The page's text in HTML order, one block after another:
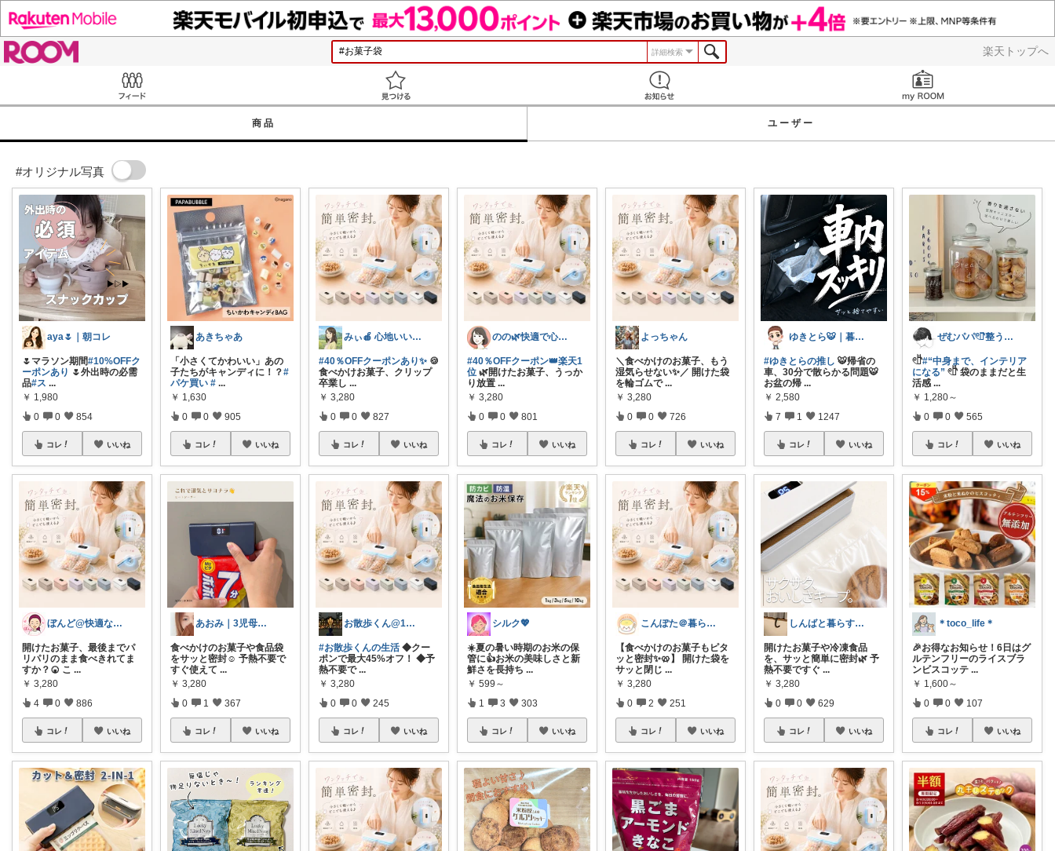
楽天トップへ
詳細検索
商品 ユーザー
#オリジナル写真
aya🌷｜朝コレ
🌷マラソン期間#10%OFFク
ーポンあり 🌷外出時の必需
品#ス ...
￥ 1,980
0 0 854
コレ いいね
ぼんど@快適な暮らし
開けたお菓子、最後までパ
リパリのまま食べきれてま
すか？🍘 こ ...
￥ 3,280
4 0 886
コレ いいね
あきちゃあ
「小さくてかわいい」あの
子たちがキャンディに！？#
パケ買い # ...
￥ 1,630
0 0 905
コレ いいね
あおみ｜3児母のゆる丁寧な暮らし🏠
食べかけのお菓子や食品袋
をサッと密封☺️ 予熱不要で
すぐ使えて ...
￥ 3,280
0 1 367
コレ いいね
みぃ🍎 心地いい暮らし
#40％OFFクーポンあり✨ 🍪
食べかけお菓子、クリップ
卒業し ...
￥ 3,280
0 0 827
コレ いいね
お散歩くん@1日1万歩歩く人
#お散歩くんの生活 ◆クー
ポンで最大45%オフ！ ◆予
熱不要で ...
￥ 3,280
0 0 245
コレ いいね
のの🌿快適で心地よい暮らし♡
#40％OFFクーポン👑楽天1
位 🌿開けたお菓子、うっか
り放置 ...
￥ 3,280
0 0 801
コレ いいね
シルク💖
☀️夏の暑い時期のお米の保
管に👍お米の美味しさと新
鮮さを長持ち ...
￥ 599～
1 3 303
コレ いいね
よっちゃん
＼食べかけのお菓子、もう
湿気らせない✨／ 開けた袋
を輪ゴムで ...
￥ 3,280
0 0 726
コレ いいね
こんぽた＠暮らしに役立つ
【食べかけのお菓子もピタ
ッと密封✨🥨】 開けた袋を
サッと閉じ ...
￥ 3,280
0 2 251
コレ いいね
ゆきとら🐯｜暮らしをラクにしたいパパ
#ゆきとらの推し 🐯帰省の
車、30分で散らかる問題🐯
お盆の帰 ...
￥ 2,580
7 1 1247
コレ いいね
しんばと暮らす日々
開けたお菓子や冷凍食品
を、サッと簡単に密封🌿 予
熱不要ですぐ ...
￥ 3,280
0 0 629
コレ いいね
ぜむパパ𓏲𓎨整う暮らしのお手伝い
𓏲𓎨#“中身まで、インテリア
になる” 𓏲𓎨 袋のままだと生
活感 ...
￥ 1,280～
0 0 565
コレ いいね
＊toco_life＊
🎉お得なお知らせ！6日はグ
ルテンフリーのライスブラ
ンビスコッテ ...
￥ 1,600～
0 0 107
コレ いいね